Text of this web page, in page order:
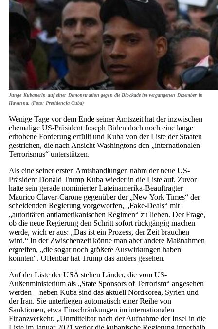
Junge Kubanerin auf einer Demonstration gegen die Blockade im vergangenen Dezember in
Havanna. (Foto: Presidencia Cuba)
Wenige Tage vor dem Ende seiner Amtszeit hat der inzwischen
ehemalige US-Präsident Joseph Biden doch noch eine lange
erhobene Forderung erfüllt und Kuba von der Liste der Staaten
gestrichen, die nach Ansicht Washingtons den „internationalen
Terrorismus“ unterstützen.
Als eine seiner ersten Amtshandlungen nahm der neue US-
Präsident Donald Trump Kuba wieder in die Liste auf. Zuvor
hatte sein gerade nominierter Lateinamerika-Beauftragter
Maurico Claver-Carone gegenüber der „New York Times“ der
scheidenden Regierung vorgeworfen, „Fake-Deals“ mit
„autoritären antiamerikanischen Regimen“ zu lieben. Der Frage,
ob die neue Regierung den Schritt sofort rückgängig machen
werde, wich er aus: „Das ist ein Prozess, der Zeit brauchen
wird.“ In der Zwischenzeit könne man aber andere Maßnahmen
ergreifen, „die sogar noch größere Auswirkungen haben
könnten“. Offenbar hat Trump das anders gesehen.
Auf der Liste der USA stehen Länder, die vom US-
Außenministerium als „State Sponsors of Terrorism“ angesehen
werden – neben Kuba sind das aktuell Nordkorea, Syrien und
der Iran. Sie unterliegen automatisch einer Reihe von
Sanktionen, etwa Einschränkungen im internationalen
Finanzverkehr. „Unmittelbar nach der Aufnahme der Insel in die